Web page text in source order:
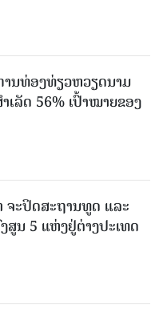
ນ​ທ່ອງ​ທ່ຽວຫວຽດນາມ
ເລັດ 56% ເປົ້າ​ໝາຍຂອງ
ຈະປິດສະຖານທູດ ແ​ລະ
ສູນ 5 ແຫ່ງ​ຢູ່​ຕ່າງ​ປະ​ເທດ